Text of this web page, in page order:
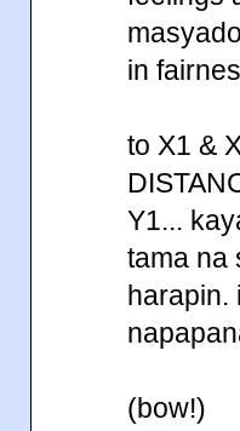
in
to X1 &
Y1...
tama na
harapin.
(bow!)